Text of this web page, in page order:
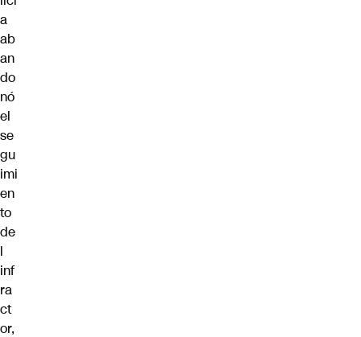
a
ab
an
do
nó
el
se
gu
imi
en
to
de
l
inf
ra
ct
or,